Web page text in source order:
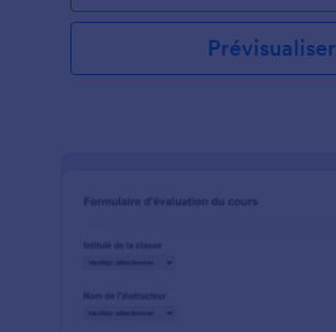
Prévisualiser